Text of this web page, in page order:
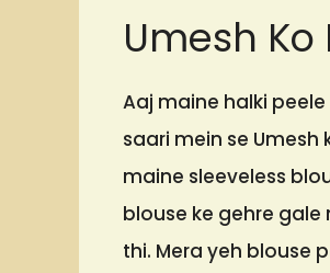
Umesh Ko
Aaj maine halki
saari mein se
maine sleeveless
blouse ke gehre
thi. Mera yeh blouse